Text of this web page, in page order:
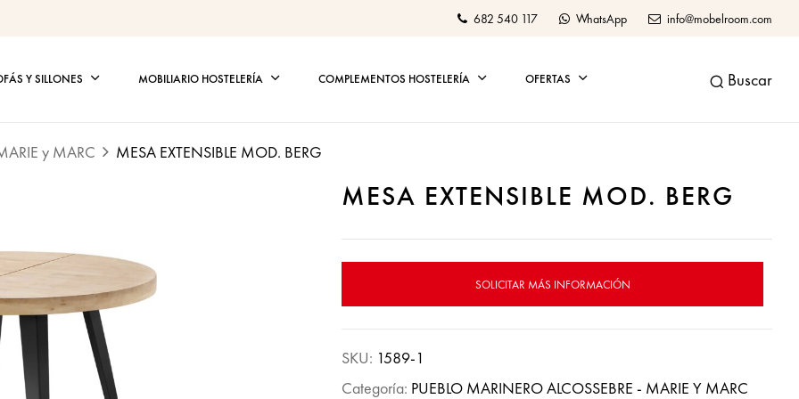
682 540 117 WhatsApp info@mobelroom.com
Y SILLONES MOBILIARIO HOSTELERÍA COMPLEMENTOS HOSTELERÍA OFERTAS Buscar
y MARC MESA EXTENSIBLE MOD. BERG
MESA EXTENSIBLE MOD. BERG
SOLICITAR MÁS INFORMACIÓN
SKU: 1589-1
Categoría: PUEBLO MARINERO ALCOSSEBRE - MARIE Y MARC